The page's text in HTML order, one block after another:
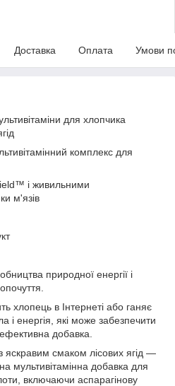
Доставка Оплата Умови
для хлопчика
комплекс для
і живильними
м'язів
природної енергії і
хлопець в Інтернеті або ганяє
і енергія, які може забезпечити
добавка.
смаком лісових ягід —
мультивітамінна добавка для
включаючи аспарагінову